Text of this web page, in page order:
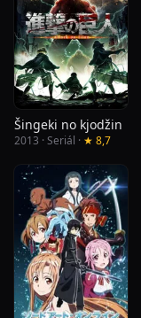
Šingeki no kjodžin
2013 · Seriál · ★ 8,7